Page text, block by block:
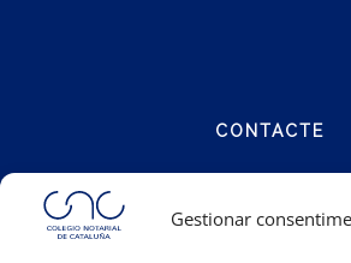
Gestionar
CONTACTE